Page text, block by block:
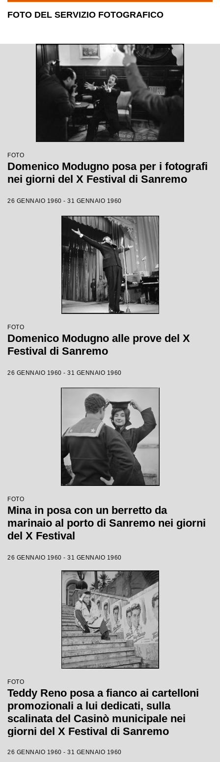
FOTO DEL SERVIZIO FOTOGRAFICO
FOTO
Domenico Modugno posa per i fotografi
nei giorni del X Festival di Sanremo
26 GENNAIO 1960 - 31 GENNAIO 1960
FOTO
Domenico Modugno alle prove del X
Festival di Sanremo
26 GENNAIO 1960 - 31 GENNAIO 1960
FOTO
Mina in posa con un berretto da
marinaio al porto di Sanremo nei giorni
del X Festival
26 GENNAIO 1960 - 31 GENNAIO 1960
FOTO
Teddy Reno posa a fianco ai cartelloni
promozionali a lui dedicati, sulla
scalinata del Casinò municipale nei
giorni del X Festival di Sanremo
26 GENNAIO 1960 - 31 GENNAIO 1960